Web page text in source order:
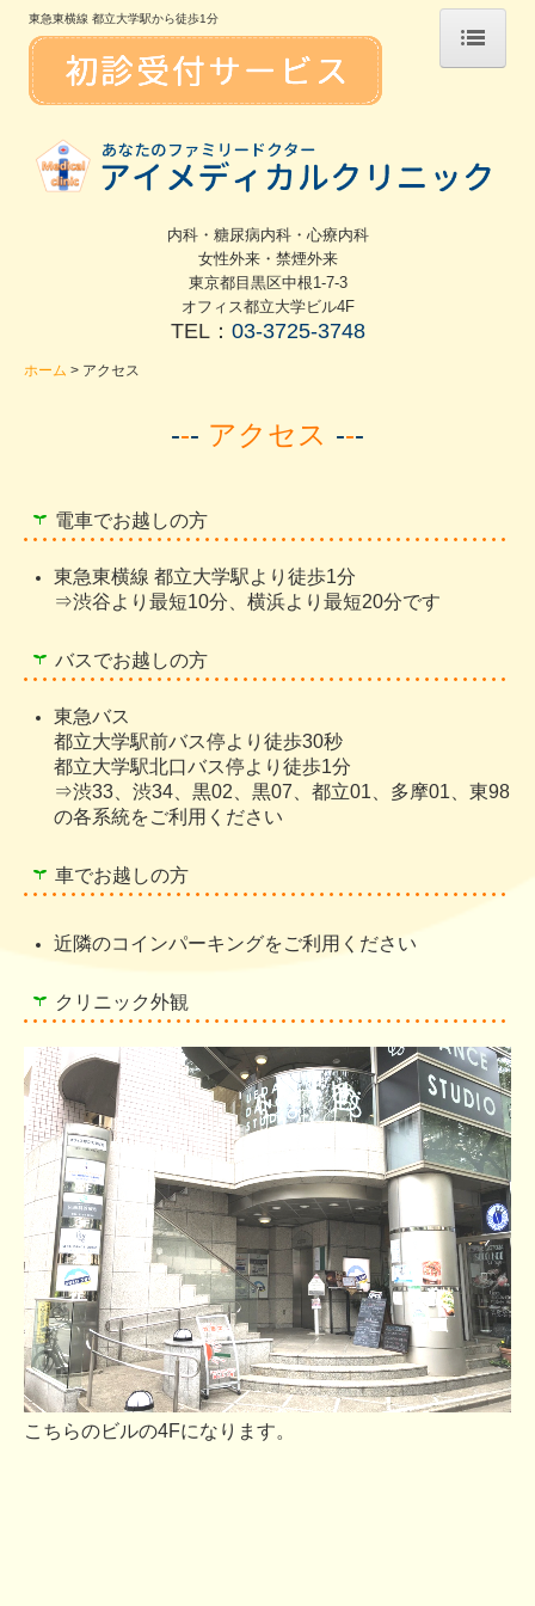
ホーム
診療のご案内
健診・予防接種
医師のご紹介
施設基準・診療加算に関する掲示
東急東横線 都立大学駅から徒歩1分
内科・糖尿病内科・心療内科
女性外来・禁煙外来
東京都目黒区中根1-7-3
オフィス都立大学ビル4F
TEL： 03-3725-3748
ホーム アクセス
--- アクセス ---
電車でお越しの方
東急東横線 都立大学駅より徒歩1分
⇒渋谷より最短10分、横浜より最短20分です
バスでお越しの方
東急バス
都立大学駅前バス停より徒歩30秒
都立大学駅北口バス停より徒歩1分
⇒渋33、渋34、黒02、黒07、都立01、多摩01、東98
の各系統をご利用ください
車でお越しの方
近隣のコインパーキングをご利用ください
クリニック外観
こちらのビルの4Fになります。